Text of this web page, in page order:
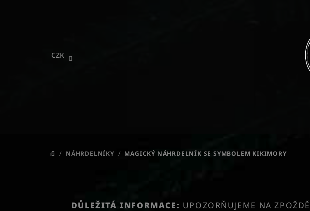
CZK
DOMŮ
/ NÁHRDELNÍKY / MAGICKÝ NÁHRDELNÍK SE SYMBOLEM KIKIMORY
DŮLEŽITÁ INFORMACE: UPOZORŇUJEME NA